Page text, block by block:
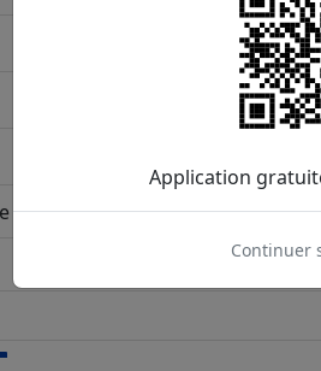
T8
Application
Continuer